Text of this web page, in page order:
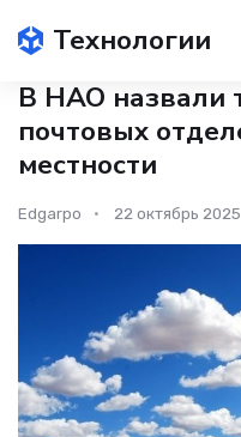
Технологии
В НАО назвали
почтовых
местности
Edgarpo 22 октябрь 2025